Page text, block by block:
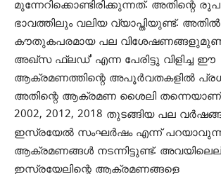
മുന്നേറിക്കൊണ്ടിരിക്കുന്നത്. അതിന്റെ
ഭാവത്തിലും വലിയ വ്യാപ്തിയുണ്ട്. അതില്‍
കൗതുകപരമായ പല
അഖ്‌സ ഫ്‌ലഡ്’ എന്ന പേരിട്ടു വിളിച്ച ഈ
ആക്രമണത്തിന്റെ അപൂര്‍വതകളില്‍
അതിന്റെ ആക്രമണ ശൈലി തന്നെയാണ്.
2002, 2012, 2018 തുടങ്ങിയ പല
ഇസ്രയേല്‍ സംഘര്‍ഷം എന്ന് പറയാവുന്ന
ആക്രമണങ്ങള്‍ നടന്നിട്ടുണ്ട്.
ഇസ്രയേലിന്റെ ആക്രമണങ്ങളെ